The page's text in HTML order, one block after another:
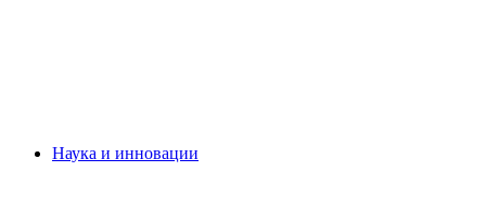
Наука и инновации